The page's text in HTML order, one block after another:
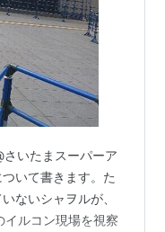
いたまスーパーア
いて書きます。た
ないシャヲルが、
ルコン現場を視察